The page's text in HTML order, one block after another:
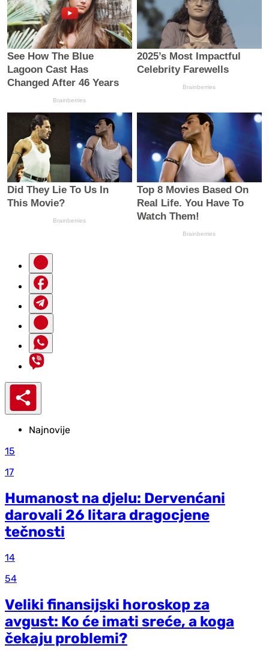
Najnovije
15
17
Humanost na djelu: Dervenćani
darovali 26 litara dragocjene
tečnosti
14
54
Veliki finansijski horoskop za
avgust: Ko će imati sreće, a koga
čekaju problemi?